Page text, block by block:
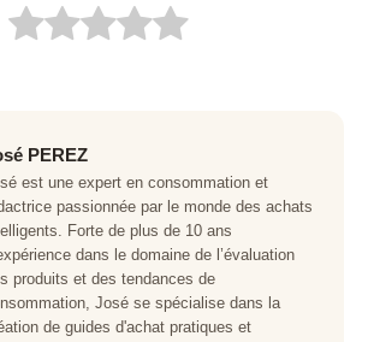
PEREZ
passionnée par le monde des achats
Forte de plus de 10 ans
dans le domaine de l’évaluation
produits et des tendances de
José se spécialise dans la
de guides d'achat pratiques et